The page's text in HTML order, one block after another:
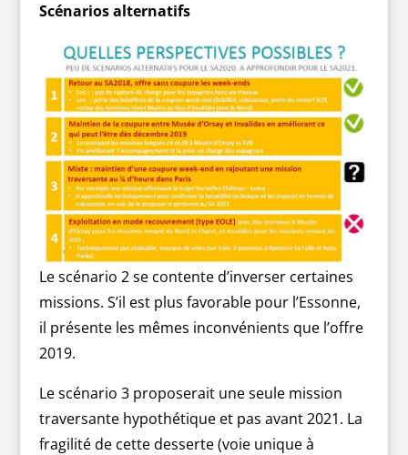
Scénarios alternatifs
Le scénario 2 se contente d’inverser certaines
missions. S’il est plus favorable pour l’Essonne,
il présente les mêmes inconvénients que l’offre
2019.
Le scénario 3 proposerait une seule mission
traversante hypothétique et pas avant 2021. La
fragilité de cette desserte (voie unique à